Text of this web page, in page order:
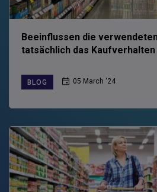
Beeinflussen die
tatsächlich das Kaufverhalten
BLOG 05 March ‘24